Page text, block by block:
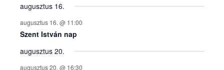
y
e
k
augusztus 16.
augusztus 16. @ 11:00
Szent István nap
augusztus 20.
augusztus 20. @ 16:30